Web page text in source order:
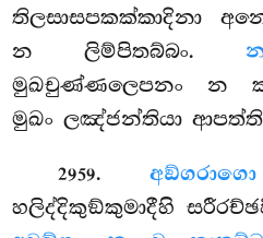
තිලසාසපකක්කාදිනා
න ලිම්පිතබ්බං.
මුඛචුණ්ණලෙපනං න
මුඛං ලඤ්ජන්තියා ආපත්ති
2959.
හලිද්දිකුඞ්කුමාදීහි